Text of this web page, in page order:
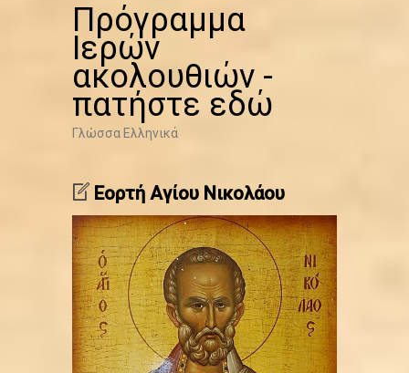
Πρόγραμμα
Ιερών
ακολουθιών -
πατήστε εδώ
Γλώσσα Ελληνικά
Εορτή Αγίου Νικολάου